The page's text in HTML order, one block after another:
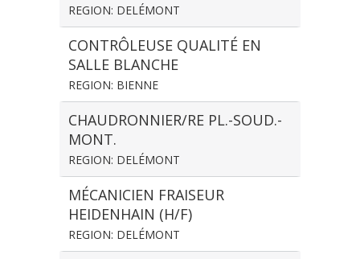
REGION: DELÉMONT
CONTRÔLEUSE QUALITÉ EN
SALLE BLANCHE
REGION: BIENNE
CHAUDRONNIER/RE PL.-SOUD.-
MONT.
REGION: DELÉMONT
MÉCANICIEN FRAISEUR
HEIDENHAIN (H/F)
REGION: DELÉMONT